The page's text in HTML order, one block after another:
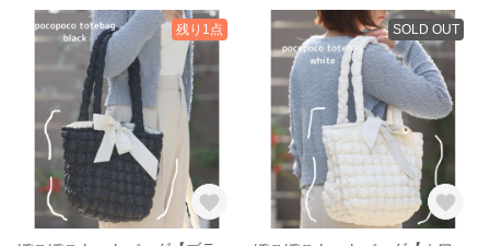
残り1点 SOLD OUT